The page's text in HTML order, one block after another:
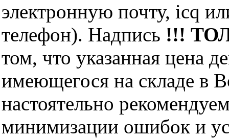
электронную почту, icq
телефон). Надпись !!!
том, что указанная цена
имеющегося на складе в
настоятельно
минимизации ошибок и